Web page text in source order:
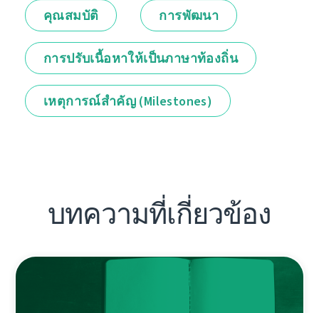
คุณสมบัติ การพัฒนา
การปรับเนื้อหาให้เป็นภาษาท้องถิ่น
เหตุการณ์สำคัญ (Milestones)
บทความที่เกี่ยวข้อง